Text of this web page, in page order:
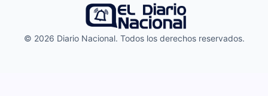
© 2026 Diario Nacional. Todos los derechos reservados.